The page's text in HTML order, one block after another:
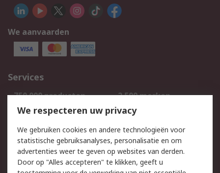
We aanvaarden
Services
750.000 producten
2.500 merken
Bestellen
Inkoopoplossingen
Track & Trace
Wettelijk
We respecteren uw privacy
We gebruiken cookies en andere technologieën voor
statistische gebruiksanalyses, personalisatie en om
advertenties weer te geven op websites van derden.
Door op "Alles accepteren" te klikken, geeft u